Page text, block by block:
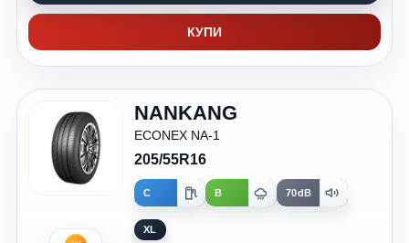
КУПИ
NANKANG
ECONEX NA-1
205/55R16
C B 70dB
XL